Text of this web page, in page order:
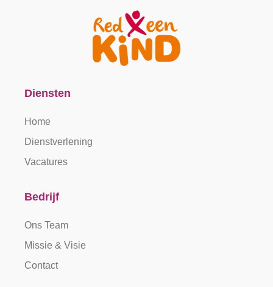
Diensten
Home
Dienstverlening
Vacatures
Bedrijf
Ons Team
Missie & Visie
Contact